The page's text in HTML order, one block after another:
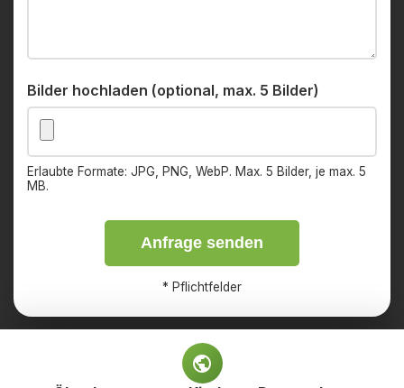
Bilder hochladen (optional, max. 5 Bilder)
Erlaubte Formate: JPG, PNG, WebP. Max. 5 Bilder, je max. 5
MB.
Anfrage senden
* Pflichtfelder